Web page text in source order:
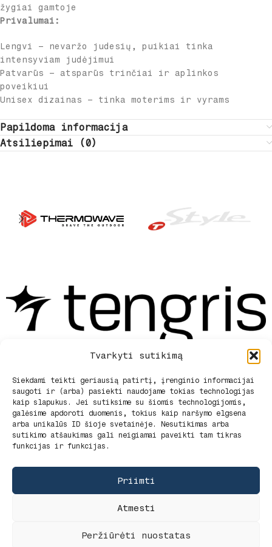
Tvarkyti sutikimą
Siekdami teikti geriausią patirtį, įrenginio informacijai
saugoti ir (arba) pasiekti naudojame tokias technologijas
kaip slapukus. Jei sutiksime su šiomis technologijomis,
galėsime apdoroti duomenis, tokius kaip naršymo elgsena
arba unikalūs ID šioje svetainėje. Nesutikimas arba
sutikimo atšaukimas gali neigiamai paveikti tam tikras
funkcijas ir funkcijas.
Priimti
Atmesti
Peržiūrėti nuostatas
žygiai gamtoje
Privalumai:
Lengvi – nevaržo judesių, puikiai tinka
intensyviam judėjimui
Patvarūs – atsparūs trinčiai ir aplinkos
poveikiui
Unisex dizainas – tinka moterims ir vyrams
Papildoma informacija
Atsiliepimai (0)
Privatumo politika
Pirkimo sąlygos ir pristatymas
Pirkimo – pardavimo taisyklės
Apie mus
Kontaktai
G. Rūko Firma Tengris -